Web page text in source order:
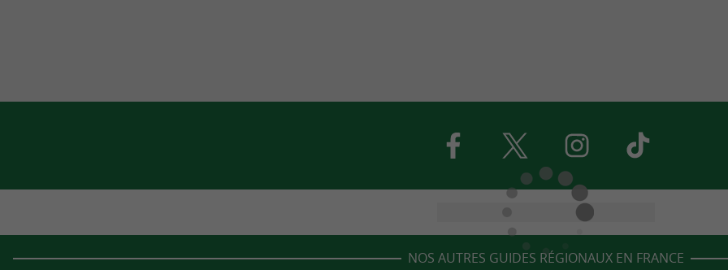
NOS AUTRES GUIDES RÉGIONAUX EN FRANCE